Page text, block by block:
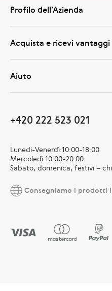
Profilo dell’Azienda
Acquista e ricevi vantaggi
Aiuto
+420 222 523 021
Lunedi-Venerdì:10:00-18:00
Mercoledì:10:00-20:00
Sabato, domenica, festivi –
Consegniamo i prodotti